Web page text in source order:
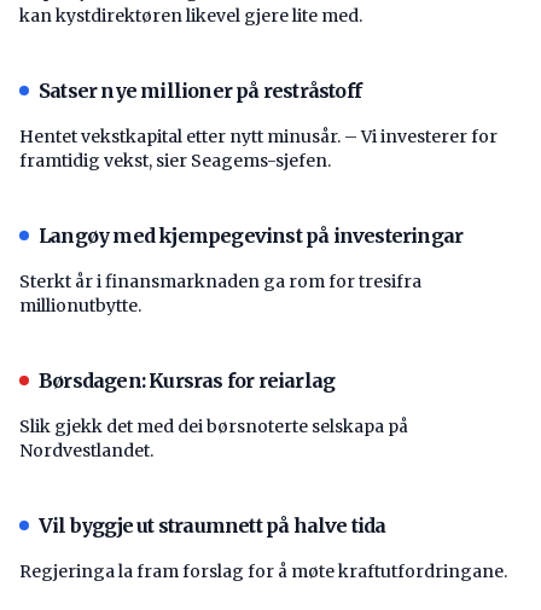
kan kystdirektøren likevel gjere lite med.
Satser nye millioner på restråstoff
Hentet vekstkapital etter nytt minusår. – Vi investerer for
framtidig vekst, sier Seagems-sjefen.
Langøy med kjempegevinst på investeringar
Sterkt år i finansmarknaden ga rom for tresifra
millionutbytte.
Børsdagen: Kursras for reiarlag
Slik gjekk det med dei børsnoterte selskapa på
Nordvestlandet.
Vil byggje ut straumnett på halve tida
Regjeringa la fram forslag for å møte kraftutfordringane.